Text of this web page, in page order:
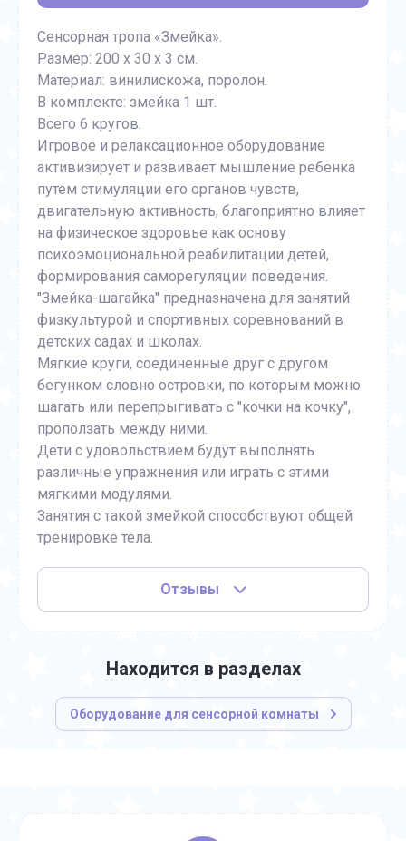
Сенсорная тропа «Змейка».
Размер: 200 х 30 х 3 см.
Материал: винилискожа, поролон.
В комплекте: змейка 1 шт.
Всего 6 кругов.
Игровое и релаксационное оборудование
активизирует и развивает мышление ребенка
путем стимуляции его органов чувств,
двигательную активность, благоприятно влияет
на физическое здоровье как основу
психоэмоциональной реабилитации детей,
формирования саморегуляции поведения.
"Змейка-шагайка" предназначена для занятий
физкультурой и спортивных соревнований в
детских садах и школах.
Мягкие круги, соединенные друг с другом
бегунком словно островки, по которым можно
шагать или перепрыгивать с "кочки на кочку",
проползать между ними.
Дети с удовольствием будут выполнять
различные упражнения или играть с этими
мягкими модулями.
Занятия с такой змейкой способствуют общей
тренировке тела.
Отзывы
Находится в разделах
Оборудование для сенсорной комнаты